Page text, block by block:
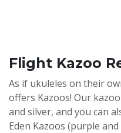
Flight Kazoo
As if ukuleles on their
offers Kazoos! Our
and silver, and you can
Eden Kazoos (purple